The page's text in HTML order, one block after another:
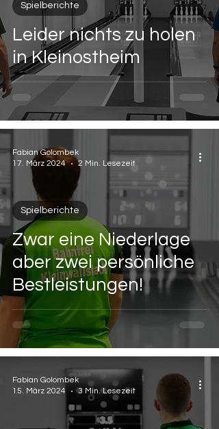
Leider nichts zu holen
in Kleinostheim
Spielberichte
Zwar eine Niederlage
aber zwei persönliche
Bestleistungen!
Spielberichte
Fabian Golombek
17. März 2024
2 Min. Lesezeit
Fabian Golombek
15. März 2024
3 Min. Lesezeit